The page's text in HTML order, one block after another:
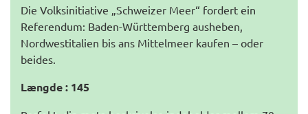
Die Volksinitiative „Schweizer Meer“ fordert ein
Referendum: Baden-Württemberg ausheben,
Nordwestitalien bis ans Mittelmeer kaufen – oder
beides.
Længde : 145